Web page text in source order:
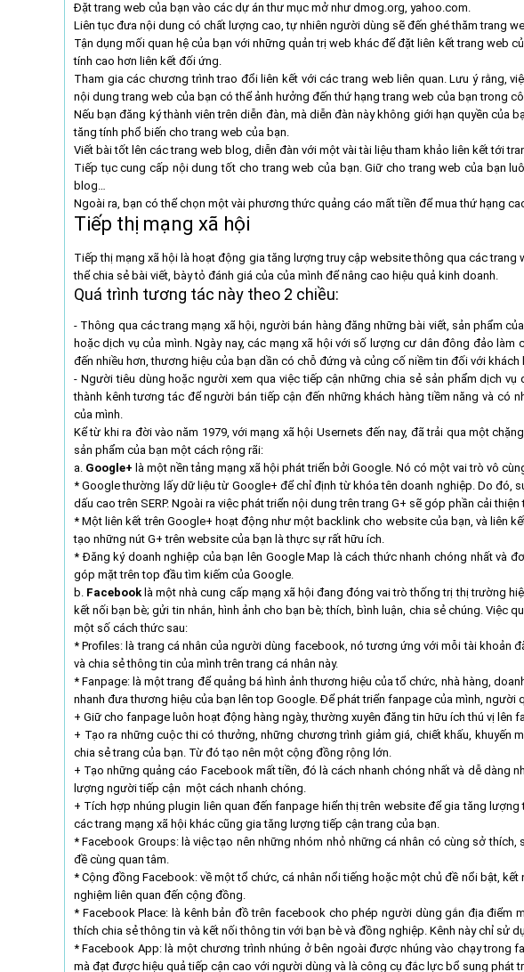
Đặt trang web của bạn vào các dự án thư mục mở như dmog.org, yahoo.com.
Liên tục đưa nội dung có chất lượng cao, tự nhiên người dùng sẽ đến ghé thăm trang
Tận dụng mối quan hệ của bạn với những quản trị web khác để đặt liên kết trang web
tính cao hơn liên kết đối ứng.
Tham gia các chương trình trao đổi liên kết với các trang web liên quan. Lưu ý rằng,
nội dung trang web của bạn có thể ảnh hưởng đến thứ hạng trang web của bạn trong
Nếu bạn đăng ký thành viên trên diễn đàn, mà diễn đàn này không giới hạn quyền của
tăng tính phổ biến cho trang web của bạn.
Viết bài tốt lên các trang web blog, diễn đàn với một vài tài liệu tham khảo liên kết tới
Tiếp tục cung cấp nội dung tốt cho trang web của bạn. Giữ cho trang web của bạn
blog…
Ngoài ra, bạn có thể chọn một vài phương thức quảng cáo mất tiền để mua thứ hạng
Tiếp thị mạng xã hội
Tiếp thị mạng xã hội là hoạt động gia tăng lượng truy cập website thông qua các
thể chia sẻ bài viết, bày tỏ đánh giá của của mình để nâng cao hiệu quả kinh doanh.
Quá trình tương tác này theo 2 chiều:
- Thông qua các trang mạng xã hội, người bán hàng đăng những bài viết, sản phẩm
hoặc dịch vụ của mình. Ngày nay, các mạng xã hội với số lượng cư dân đông đảo
đến nhiều hơn, thương hiệu của bạn dần có chỗ đứng và củng cố niềm tin đối với khách
- Người tiêu dùng hoặc người xem qua việc tiếp cận những chia sẻ sản phẩm dịch
thành kênh tương tác để người bán tiếp cận đến những khách hàng tiềm năng và có
của mình.
Kể từ khi ra đời vào năm 1979, với mạng xã hội Usernets đến nay, đã trải qua một
sản phẩm của bạn một cách rộng rãi:
a. Google+ là một nền tảng mạng xã hội phát triển bởi Google. Nó có một vai trò vô
* Google thường lấy dữ liệu từ Google+ để chỉ định từ khóa tên doanh nghiệp. Do đó,
dấu cao trên SERP. Ngoài ra việc phát triển nội dung trên trang G+ sẽ góp phần cải
* Một liên kết trên Google+ hoạt động như một backlink cho website của bạn, và liên
tạo những nút G+ trên website của bạn là thực sự rất hữu ích.
* Đăng ký doanh nghiệp của bạn lên Google Map là cách thức nhanh chóng nhất và
góp mặt trên top đầu tìm kiếm của Google.
b. Facebooklà một nhà cung cấp mạng xã hội đang đóng vai trò thống trị thị trường
kết nối bạn bè; gửi tin nhắn, hình ảnh cho bạn bè; thích, bình luận, chia sẻ chúng. Việc
một số cách thức sau:
* Profiles: là trang cá nhân của người dùng facebook, nó tương ứng với mỗi tài khoản
và chia sẻ thông tin của mình trên trang cá nhân này.
* Fanpage: là một trang để quảng bá hình ảnh thương hiệu của tổ chức, nhà hàng,
nhanh đưa thương hiệu của bạn lên top Google. Để phát triển fanpage của mình, người
+ Giữ cho fanpage luôn hoạt động hàng ngày, thường xuyên đăng tin hữu ích thú vị lên
+ Tạo ra những cuộc thi có thưởng, những chương trình giảm giá, chiết khấu, khuyến
chia sẻ trang của bạn. Từ đó tạo nên một cộng đồng rộng lớn.
+ Tạo những quảng cáo Facebook mất tiền, đó là cách nhanh chóng nhất và dễ dàng
lượng người tiếp cận một cách nhanh chóng.
+ Tích hợp nhúng plugin liên quan đến fanpage hiển thị trên website để gia tăng
các trang mạng xã hội khác cũng gia tăng lượng tiếp cận trang của bạn.
* Facebook Groups: là việc tạo nên những nhóm nhỏ những cá nhân có cùng sở
đề cùng quan tâm.
* Cộng đồng Facebook: về một tổ chức, cá nhân nổi tiếng hoặc một chủ đề nổi bật,
nghiệm liên quan đến cộng đồng.
* Facebook Place: là kênh bản đồ trên facebook cho phép người dùng gắn địa điểm
thích chia sẻ thông tin và kết nối thông tin với bạn bè và đồng nghiệp. Kênh này chỉ sử
* Facebook App: là một chương trình nhúng ở bên ngoài được nhúng vào chạy trong
mà đạt được hiệu quả tiếp cận cao với người dùng và là công cụ đắc lực bổ sung phát